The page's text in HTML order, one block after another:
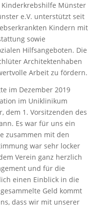
Münster
e.V. unterstützt seit
Kindern mit
sowie
Hilfsangeboten. Die
Architektenhaben
Arbeit zu fördern.
im Dezember 2019
im Uniklinikum
dem 1. Vorsitzenden des
Es war für uns ein
zusammen mit den
war sehr locker
Verein ganz herzlich
und für die
einen Einblick in die
Geld kommt
dass wir mit unserer